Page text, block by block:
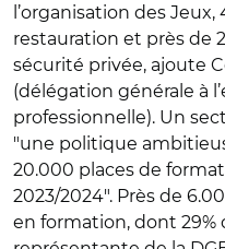
l’organisation des
restauration et près de
sécurité privée, ajoute
(délégation générale à
professionnelle). Un
"une politique
20.000 places de
2023/2024". Près de
en formation, dont 29%